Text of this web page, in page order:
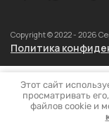
Copyright © 2022 - 2026
Политика
Этот сайт
просматривать
файлов cookie и